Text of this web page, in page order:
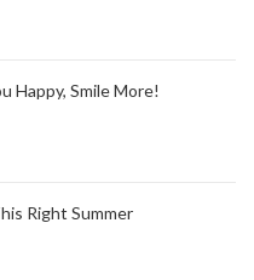
Happy, Smile More!
Right Summer